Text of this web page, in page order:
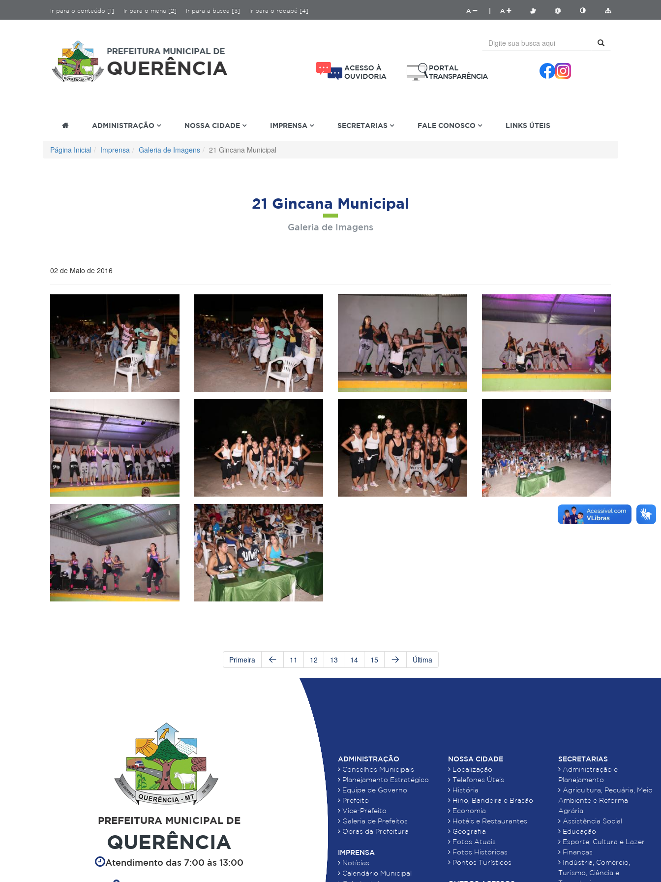
Ir para o conteúdo [1] Ir para o menu [2] Ir para a busca [3] Ir para o rodapé [4] A A
ADMINISTRAÇÃO NOSSA CIDADE IMPRENSA SECRETARIAS FALE CONOSCO LINKS ÚTEIS
Página Inicial Imprensa Galeria de Imagens 21 Gincana Municipal
21 Gincana Municipal
Galeria de Imagens
02 de Maio de 2016
Primeira 11 12 13 14 15 Última
PREFEITURA MUNICIPAL DE
QUERÊNCIA
Atendimento das 7:00 às 13:00
ADMINISTRAÇÃO
Conselhos Municipais
Planejamento Estratégico
Equipe de Governo
Prefeito
Vice-Prefeito
Galeria de Prefeitos
Obras da Prefeitura
IMPRENSA
Notícias
Calendário Municipal
NOSSA CIDADE
Localização
Telefones Úteis
História
Hino, Bandeira e Brasão
Economia
Hotéis e Restaurantes
Geografia
Fotos Atuais
Fotos Históricas
Pontos Turísticos
SECRETARIAS
Administração e
Planejamento
Agricultura, Pecuária, Meio
Ambiente e Reforma
Agrária
Assistência Social
Educação
Esporte, Cultura e Lazer
Finanças
Indústria, Comércio,
Turismo, Ciência e